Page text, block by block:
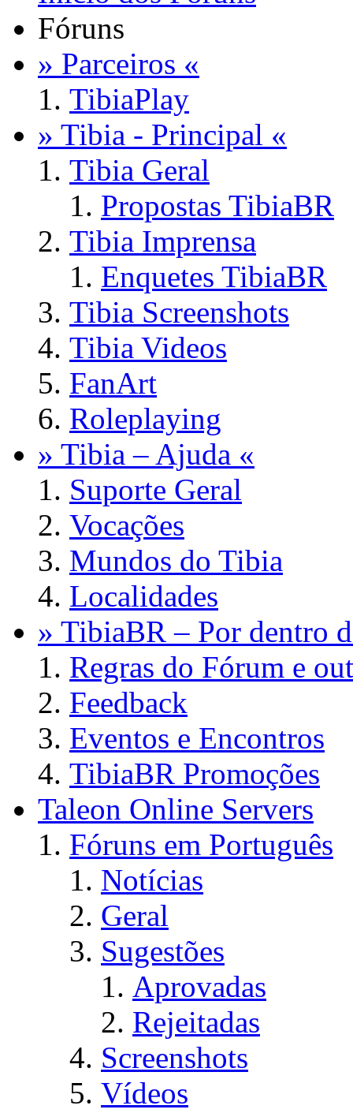
Fóruns
» Parceiros «
TibiaPlay
» Tibia - Principal «
Tibia Geral
Propostas TibiaBR
Tibia Imprensa
Enquetes TibiaBR
Tibia Screenshots
Tibia Videos
FanArt
Roleplaying
» Tibia – Ajuda «
Suporte Geral
Vocações
Mundos do Tibia
Localidades
» TibiaBR – Por dentro
Regras do Fórum e
Feedback
Eventos e Encontros
TibiaBR Promoções
Taleon Online Servers
Fóruns em Português
Notícias
Geral
Sugestões
Aprovadas
Rejeitadas
Screenshots
Vídeos